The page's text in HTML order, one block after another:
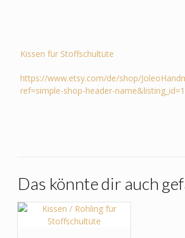
Kissen für Stoffschultüte
https://www.etsy.com/de/shop/
ref=simple-shop-header-
Das könnte dir auch